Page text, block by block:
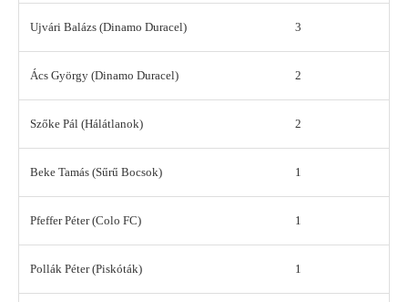
Ujvári Balázs (Dinamo Duracel) 3
Ács György (Dinamo Duracel) 2
Szőke Pál (Hálátlanok) 2
Beke Tamás (Sűrű Bocsok) 1
Pfeffer Péter (Colo FC) 1
Pollák Péter (Piskóták) 1